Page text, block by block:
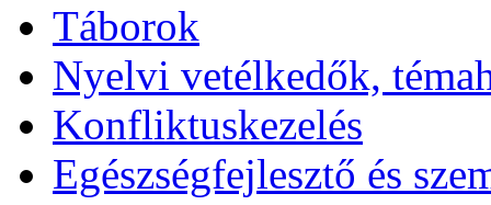
Táborok
Nyelvi vetélkedők,
Konfliktuskezelés
Egészségfejlesztő és